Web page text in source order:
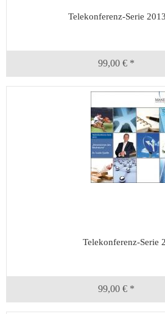
Telekonferenz-Serie
99,00 € *
Telekonferenz-Serie
99,00 € *